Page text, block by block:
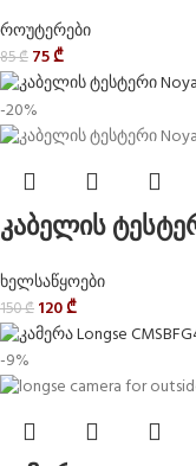
როუტერები
85₾ 75₾
-20%
კაბელის
ხელსაწყოები
150₾ 120₾
-9%